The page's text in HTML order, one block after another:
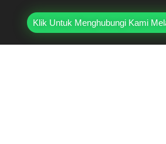
Klik Untuk Menghubungi Kami